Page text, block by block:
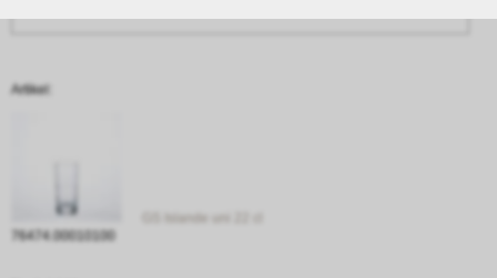
Artikel:
76474.00010100